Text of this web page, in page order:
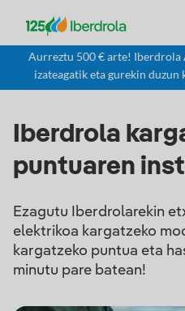
Aurreztu 500 € arte! Iberdrola
izateagatik eta gurekin
Iberdrola
puntuaren
Ezagutu Iberdrolarekin
elektrikoa kargatzeko
kargatzeko puntua eta
minutu pare batean!